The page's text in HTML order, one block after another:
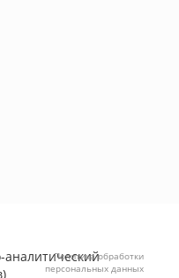
Политика обработки
персональных данных